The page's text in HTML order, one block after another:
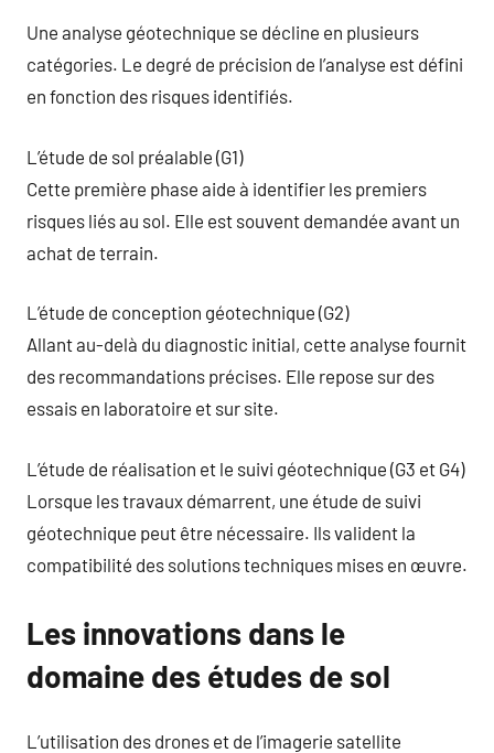
Une analyse géotechnique se décline en plusieurs
catégories. Le degré de précision de l’analyse est défini
en fonction des risques identifiés.
L’étude de sol préalable (G1)
Cette première phase aide à identifier les premiers
risques liés au sol. Elle est souvent demandée avant un
achat de terrain.
L’étude de conception géotechnique (G2)
Allant au-delà du diagnostic initial, cette analyse fournit
des recommandations précises. Elle repose sur des
essais en laboratoire et sur site.
L’étude de réalisation et le suivi géotechnique (G3 et G4)
Lorsque les travaux démarrent, une étude de suivi
géotechnique peut être nécessaire. Ils valident la
compatibilité des solutions techniques mises en œuvre.
Les innovations dans le
domaine des études de sol
L’utilisation des drones et de l’imagerie satellite